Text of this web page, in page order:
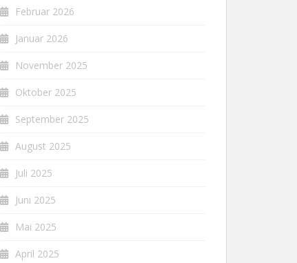
Februar 2026
Januar 2026
November 2025
Oktober 2025
September 2025
August 2025
Juli 2025
Juni 2025
Mai 2025
April 2025